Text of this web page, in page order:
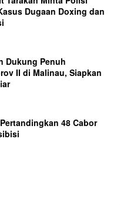
Dugaan Doxing dan
Dukung Penuh
II di Malinau, Siapkan
48 Cabor